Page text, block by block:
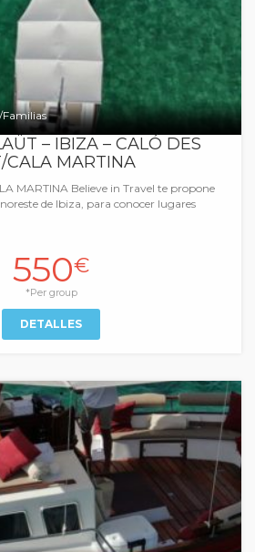
Familias
– IBIZA – CALÓ DES
CALA MARTINA
MARTINA Believe in Travel te propone
de Ibiza, para conocer lugares
550€
*Per group
DETALLES